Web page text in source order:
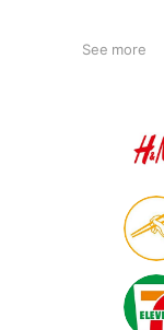
See more